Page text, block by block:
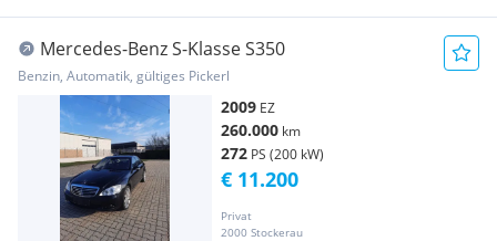
Mercedes-Benz S-Klasse S350
Benzin, Automatik, gültiges Pickerl
2009 EZ
260.000 km
272 PS (200 kW)
Privat
2000 Stockerau
€ 11.200